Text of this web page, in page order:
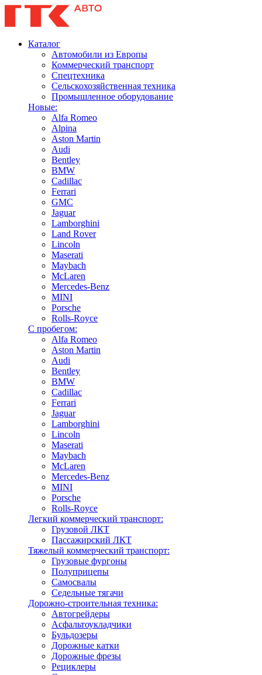
Каталог
Автомобили из Европы
Коммерческий транспорт
Спецтехника
Сельскохозяйственная техника
Промышленное оборудование
Новые:
Alfa Romeo
Alpina
Aston Martin
Audi
Bentley
BMW
Cadillac
Ferrari
GMC
Jaguar
Lamborghini
Land Rover
Lincoln
Maserati
Maybach
McLaren
Mercedes-Benz
MINI
Porsche
Rolls-Royce
С пробегом:
Alfa Romeo
Aston Martin
Audi
Bentley
BMW
Cadillac
Ferrari
Jaguar
Lamborghini
Lincoln
Maserati
Maybach
McLaren
Mercedes-Benz
MINI
Porsche
Rolls-Royce
Легкий коммерческий транспорт:
Грузовой ЛКТ
Пассажирский ЛКТ
Тяжелый коммерческий транспорт:
Грузовые фургоны
Полуприцепы
Самосвалы
Седельные тягачи
Дорожно-строительная техника:
Автогрейдеры
Асфальтоукладчики
Бульдозеры
Дорожные катки
Дорожные фрезы
Рециклеры